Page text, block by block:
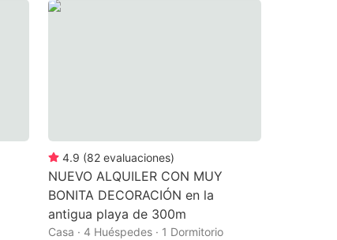
4.9 (82 evaluaciones)
NUEVO ALQUILER CON MUY
BONITA DECORACIÓN en la
antigua playa de 300m
Casa · 4 Huéspedes · 1 Dormitorio